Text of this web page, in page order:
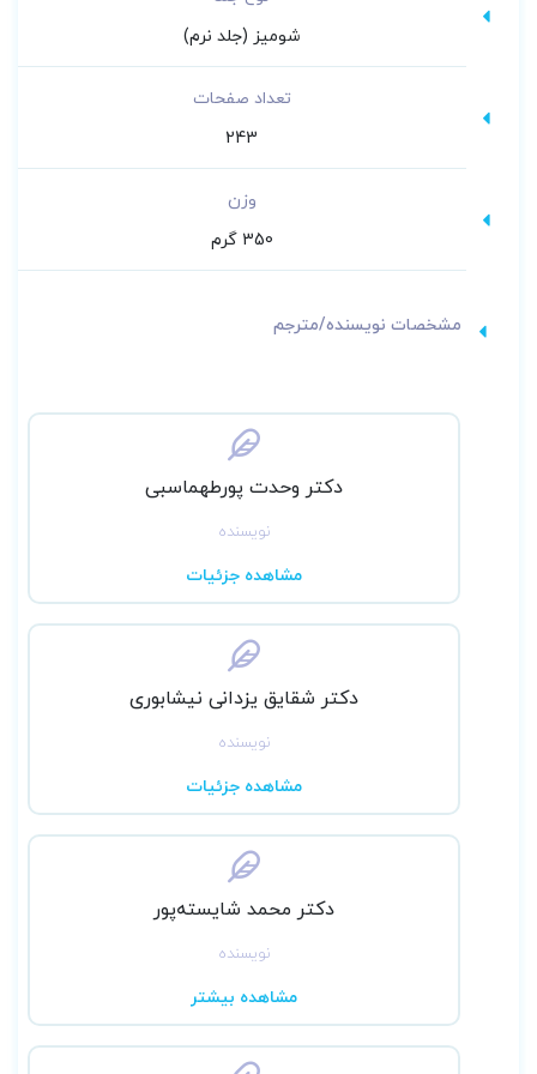
شومیز (جلد نرم)
تعداد صفحات
243
وزن
350 گرم
مشخصات نویسنده/مترجم
دکتر وحدت پورطهماسبی
نویسنده
مشاهده جزئیات
دکتر شقایق یزدانی نیشابوری
نویسنده
مشاهده جزئیات
دکتر محمد شایسته‌پور
نویسنده
مشاهده بیشتر